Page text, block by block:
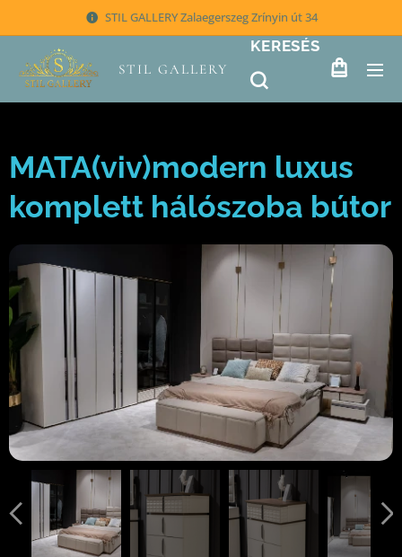
STIL GALLERY Zalaegerszeg Zrínyin út 34
STIL GALLERY
KERESÉS
MATA(viv)modern luxus
komplett hálószoba bútor